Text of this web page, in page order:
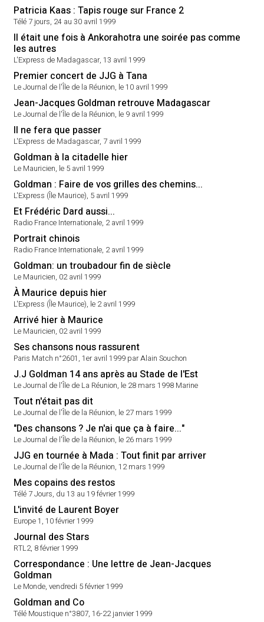
Patricia Kaas : Tapis rouge sur France 2
Télé 7 jours, 24 au 30 avril 1999
Il était une fois à Ankorahotra une soirée pas comme
les autres
L'Express de Madagascar, 13 avril 1999
Premier concert de JJG à Tana
Le Journal de l'Île de la Réunion, le 10 avril 1999
Jean-Jacques Goldman retrouve Madagascar
Le Journal de l'Île de la Réunion, le 9 avril 1999
Il ne fera que passer
L'Express de Madagascar, 7 avril 1999
Goldman à la citadelle hier
Le Mauricien, le 5 avril 1999
Goldman : Faire de vos grilles des chemins...
L'Express (Île Maurice), 5 avril 1999
Et Frédéric Dard aussi...
Radio France Internationale, 2 avril 1999
Portrait chinois
Radio France Internationale, 2 avril 1999
Goldman: un troubadour fin de siècle
Le Mauricien, 02 avril 1999
À Maurice depuis hier
L'Express (Île Maurice), le 2 avril 1999
Arrivé hier à Maurice
Le Mauricien, 02 avril 1999
Ses chansons nous rassurent
Paris Match n°2601, 1er avril 1999 par Alain Souchon
J.J Goldman 14 ans après au Stade de l'Est
Le Journal de l'Île de La Réunion, le 28 mars 1998 Marine
Tout n'était pas dit
Le Journal de l'Île de la Réunion, le 27 mars 1999
"Des chansons ? Je n'ai que ça à faire..."
Le Journal de l'Île de la Réunion, le 26 mars 1999
JJG en tournée à Mada : Tout finit par arriver
Le Journal de l'Île de la Réunion, 12 mars 1999
Mes copains des restos
Télé 7 Jours, du 13 au 19 février 1999
L'invité de Laurent Boyer
Europe 1, 10 février 1999
Journal des Stars
RTL2, 8 février 1999
Correspondance : Une lettre de Jean-Jacques
Goldman
Le Monde, vendredi 5 février 1999
Goldman and Co
Télé Moustique n°3807, 16-22 janvier 1999